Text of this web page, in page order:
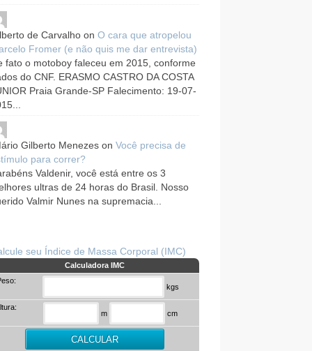
de Carvalhoon O cara que atropelou
Fromer (e não quis me dar entrevista)
fato o motoboy faleceu em 2015, conforme
do CNF. ERASMO CASTRO DA COSTA
Praia Grande-SP Falecimento: 19-07-
Gilberto Menezeson Você precisa de
para correr?
Valdenir, você está entre os 3
ultras de 24 horas do Brasil. Nosso
Valmir Nunes na supremacia...
seu Índice de Massa Corporal (IMC)
Calculadora IMC
kgs
m cm